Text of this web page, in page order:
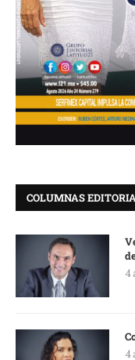
COLUMNAS
4
4